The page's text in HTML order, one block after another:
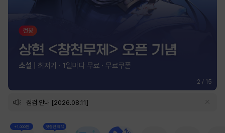
2 / 15
점검 안내 [2026.08.11]
+1,000원 첫충전 혜택